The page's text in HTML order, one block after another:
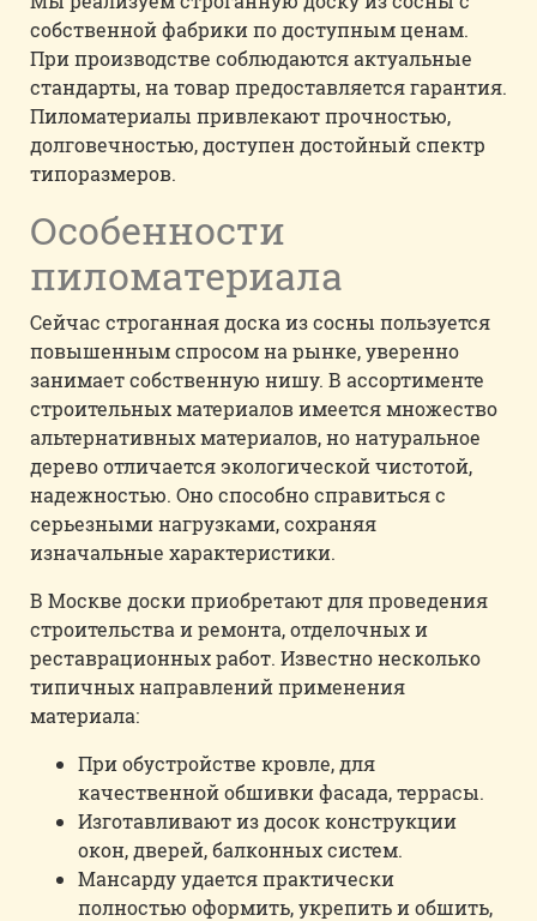
собственной фабрики по доступным ценам.
При производстве соблюдаются актуальные
стандарты, на товар предоставляется гарантия.
Пиломатериалы привлекают прочностью,
долговечностью, доступен достойный спектр
типоразмеров.
Особенности
пиломатериала
Сейчас строганная доска из сосны пользуется
повышенным спросом на рынке, уверенно
занимает собственную нишу. В ассортименте
строительных материалов имеется множество
альтернативных материалов, но натуральное
дерево отличается экологической чистотой,
надежностью. Оно способно справиться с
серьезными нагрузками, сохраняя
изначальные характеристики.
В Москве доски приобретают для проведения
строительства и ремонта, отделочных и
реставрационных работ. Известно несколько
типичных направлений применения
материала:
При обустройстве кровле, для
качественной обшивки фасада, террасы.
Изготавливают из досок конструкции
окон, дверей, балконных систем.
Мансарду удается практически
полностью оформить, укрепить и обшить,